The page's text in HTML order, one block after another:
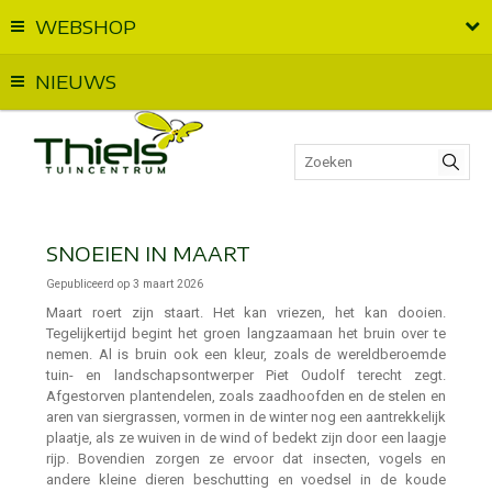
WEBSHOP
NIEUWS
SNOEIEN IN MAART
Gepubliceerd op 3 maart 2026
Maart roert zijn staart. Het kan vriezen, het kan dooien.
Tegelijkertijd begint het groen langzaamaan het bruin over te
nemen. Al is bruin ook een kleur, zoals de wereldberoemde
tuin- en landschapsontwerper Piet Oudolf terecht zegt.
Afgestorven plantendelen, zoals zaadhoofden en de stelen en
aren van siergrassen, vormen in de winter nog een aantrekkelijk
plaatje, als ze wuiven in de wind of bedekt zijn door een laagje
rijp. Bovendien zorgen ze ervoor dat insecten, vogels en
andere kleine dieren beschutting en voedsel in de koude